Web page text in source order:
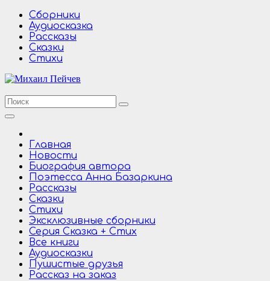
Перейти
содержимому
Сборники
Аудиосказка
Рассказы
Сказки
Стихи
Главная
Новости
Биография автора
Поэтесса Анна Базаркина
Рассказы
Сказки
Стихи
Эксклюзивные сборники
Серия Сказка + Стих
Все книги
Аудиосказки
Пушистые друзья
Рассказ на заказ